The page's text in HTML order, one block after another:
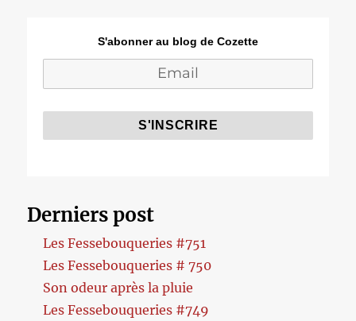
S'abonner au blog de Cozette
Derniers post
Les Fessebouqueries #751
Les Fessebouqueries # 750
Son odeur après la pluie
Les Fessebouqueries #749